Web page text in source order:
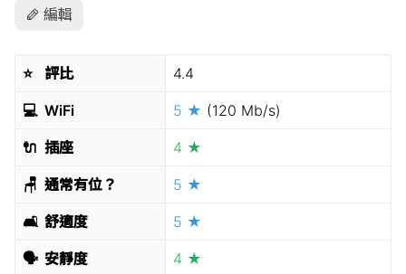
編輯
⭐️ 評比 4.4
💻 WiFi 5 ★ (120 Mb/s)
🔌 插座 4 ★
🪑 通常有位？ 5 ★
🛋 舒適度 5 ★
🗣 安靜度 4 ★